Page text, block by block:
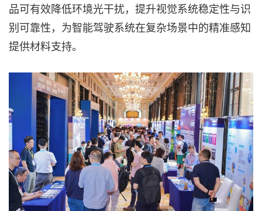
品可有效降低环境光干扰，提升视觉系统稳定性与识
别可靠性，为智能驾驶系统在复杂场景中的精准感知
提供材料支持。